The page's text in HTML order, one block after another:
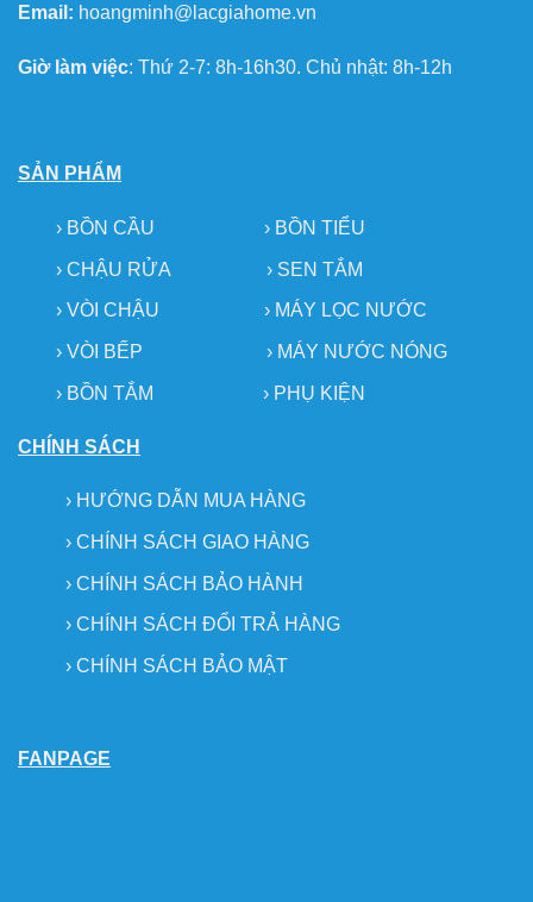
Email: hoangminh@lacgiahome.vn
Giờ làm việc: Thứ 2-7: 8h-16h30. Chủ nhật: 8h-12h
SẢN PHẨM
› BỒN CẦU › BỒN TIỂU
› CHẬU RỬA › SEN TẮM
› VÒI CHẬU › MÁY LỌC NƯỚC
› VÒI BẾP › MÁY NƯỚC NÓNG
› BỒN TẮM › PHỤ KIỆN
CHÍNH SÁCH
› HƯỚNG DẪN MUA HÀNG
› CHÍNH SÁCH GIAO HÀNG
› CHÍNH SÁCH BẢO HÀNH
› CHÍNH SÁCH ĐỔI TRẢ HÀNG
› CHÍNH SÁCH BẢO MẬT
FANPAGE